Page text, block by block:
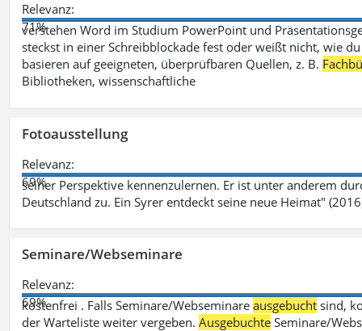
Relevanz:
71%
verstehen Word im Studium PowerPoint und
steckst in einer Schreibblockade fest oder weißt nicht, wie
basieren auf geeigneten, überprüfbaren Quellen, z. B.
Bibliotheken, wissenschaftliche
Fotoausstellung
Relevanz:
69%
seiner Perspektive kennenzulernen. Er ist unter anderem
Deutschland zu. Ein Syrer entdeckt seine neue Heimat"
Seminare/Webseminare
Relevanz:
69%
kostenfrei . Falls Seminare/Webseminareausgebucht sind,
der Warteliste weiter vergeben.Ausgebuchte Seminare/